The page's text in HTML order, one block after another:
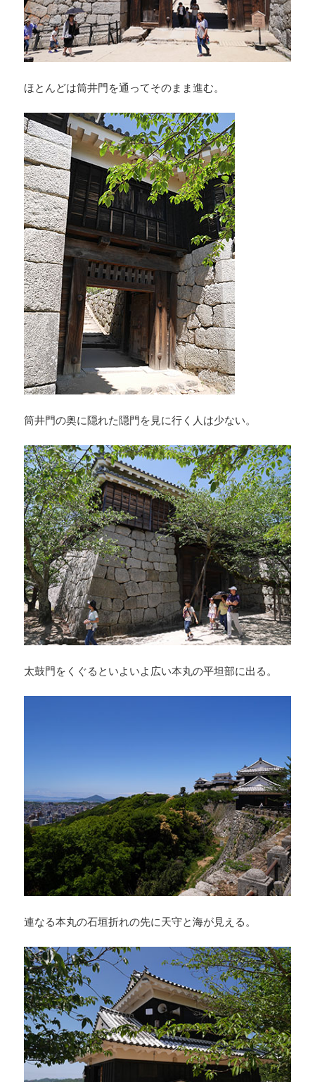
ほとんどは筒井門を通ってそのまま進む。
筒井門の奥に隠れた隠門を見に行く人は少ない。
太鼓門をくぐるといよいよ広い本丸の平坦部に出る。
連なる本丸の石垣折れの先に天守と海が見える。